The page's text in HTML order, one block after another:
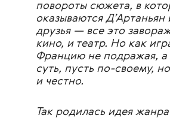
повороты сюжета, в
оказываются Д’Артаньян
друзья— все это
кино, и театр. Но как
Францию не подражая, а
суть, пусть по-своему,
и честно.
Так родилась идея жанра